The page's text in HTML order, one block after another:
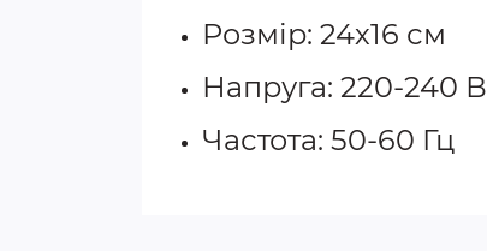
Розмір: 24х16 см
Напруга: 220-240 В
Частота: 50-60 Гц